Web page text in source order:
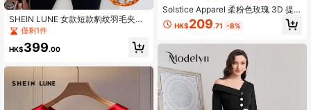
SHEIN LUNE 女款短款豹纹羽毛夹
克，轻盈保暖
僅剩1件
HK$399.00
Solstice Apparel 柔粉色玫瑰 3D 提
花方領長袖洋裝，收腰拼接飄逸中長
裙仙女派對禮服
HK$209.71 -8%